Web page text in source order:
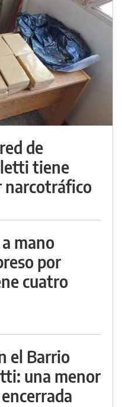
de
tiene
narcotráfico
mano
por
cuatro
el Barrio
una menor